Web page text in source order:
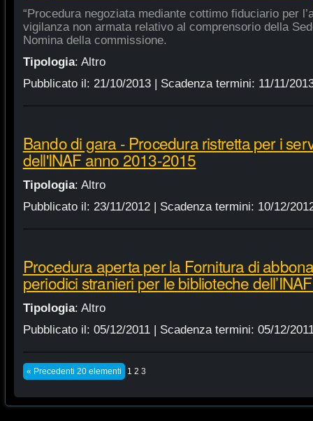
“Procedura negoziata mediante cottimo fiduciario per
vigilanza non armata relativo al comprensorio della
Nomina della commissione.
Tipologia: Altro
Pubblicato il: 21/10/2013| Scadenza termini: 11/11/
Bando di gara - Procedura ristretta per i
dell'INAF anno 2013-2015
Tipologia: Altro
Pubblicato il: 23/11/2012| Scadenza termini: 10/12/
Procedura aperta per la Fornitura di
periodici stranieri per le biblioteche
Tipologia: Altro
Pubblicato il: 05/12/2011| Scadenza termini: 05/12/
« Precedenti 20 elementi 1 2 3